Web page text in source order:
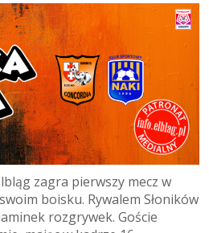
zagra pierwszy mecz w
boisku. Rywalem Słoników
rozgrywek. Goście